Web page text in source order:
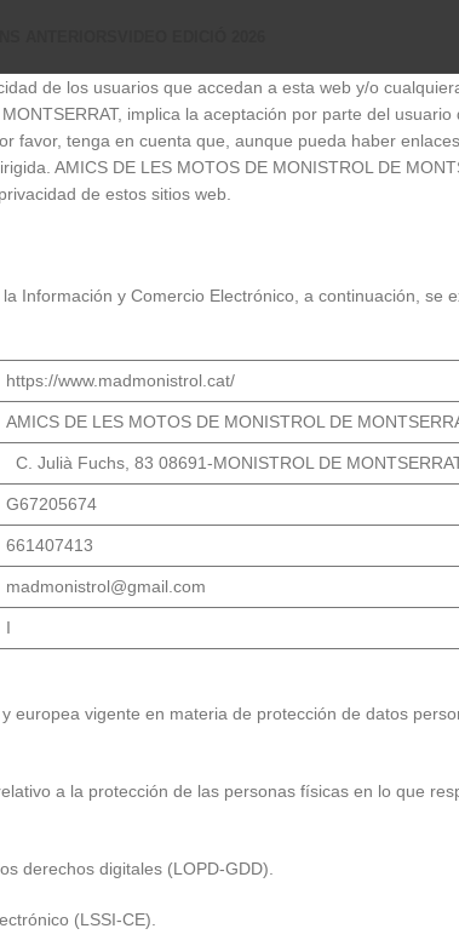
de los usuarios que accedan a esta web y/o
implica la aceptación por parte del
tenga en cuenta que, aunque pueda haber
AMICS DE LES MOTOS DE MONISTROL DE
de estos sitios web.
Información y Comercio Electrónico, a continuación, se
https://www.madmonistrol.cat/
AMICS DE LES MOTOS DE MONISTROL DE
C. Julià Fuchs, 83 08691-MONISTROL DE
G67205674
661407413
madmonistrol@gmail.com
I
vigente en materia de protección de datos
a la protección de las personas físicas en lo que
derechos digitales (LOPD-GDD).
(LSSI-CE).